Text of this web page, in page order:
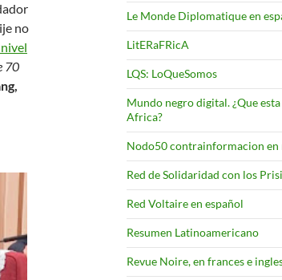
no
70
Le Monde Diplomatique en
LitERaFRicA
LQS: LoQueSomos
Mundo negro digital. ¿Que esta
Africa?
Nodo50 contrainformacion en
Red de Solidaridad con los
Red Voltaire en español
Resumen Latinoamericano
Revue Noire, en frances e